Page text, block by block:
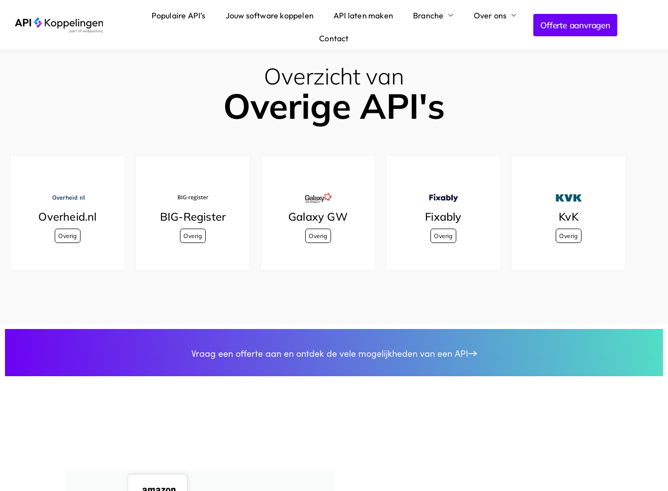
naar
Populaire API’s Jouw software koppelen API laten maken Branche Over ons
Contact
Offerte aanvragen
Overzicht van
Overige API's
Overheid.nl BIG-Register Galaxy GW Fixably KvK
Vraag een offerte aan en ontdek de vele mogelijkheden van een API